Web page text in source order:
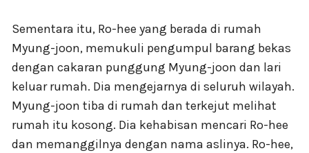
Sementara itu, Ro-hee yang berada di rumah
Myung-joon, memukuli pengumpul barang bekas
dengan cakaran punggung Myung-joon dan lari
keluar rumah. Dia mengejarnya di seluruh wilayah.
Myung-joon tiba di rumah dan terkejut melihat
rumah itu kosong. Dia kehabisan mencari Ro-hee
dan memanggilnya dengan nama aslinya. Ro-hee,